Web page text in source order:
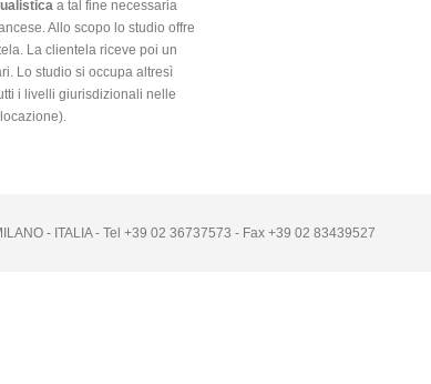
a tal fine necessaria
Allo scopo lo studio offre
La clientela riceve poi un
Lo studio si occupa altresì
i livelli giurisdizionali nelle
- ITALIA - Tel +39 02 36737573 - Fax +39 02 83439527